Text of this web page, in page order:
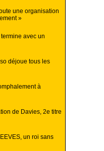
une organisation
»
avec un
déjoue tous les
à
de Davies, 2e titre
un roi sans